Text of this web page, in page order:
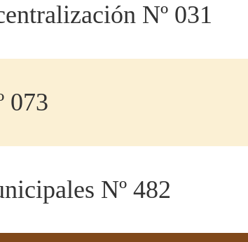
Nº 031
073
Nº 482